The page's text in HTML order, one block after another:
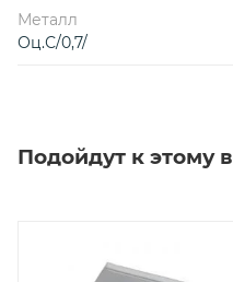
Металл
Оц.С/0,7/
Подойдут к этому